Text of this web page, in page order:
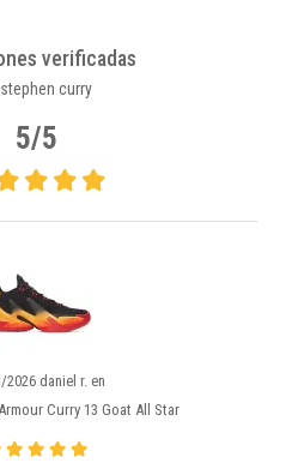
verificadas
curry
5/5
2026 daniel r. en
Curry 13 Goat All Star